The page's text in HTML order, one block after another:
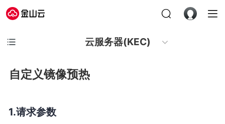
云服务器(KEC)
自定义镜像预热
请求参数